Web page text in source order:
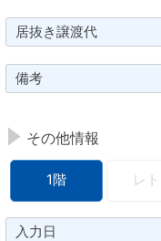
居抜き譲渡代
備考
その他情報
1階 レ
入力日